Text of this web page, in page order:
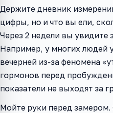
Держите дневник
цифры, но и что вы ели,
Через 2 недели вы увидите
Например, у многих людей
вечерней из-за феномена
гормонов перед
показатели не выходят за
Мойте руки перед